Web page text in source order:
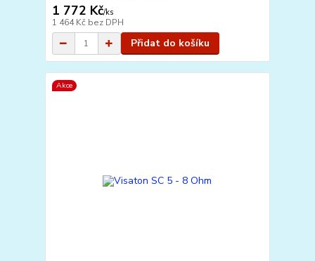
1 772 Kč/ks
1 464 Kč bez DPH
Přidat do košíku
Akce